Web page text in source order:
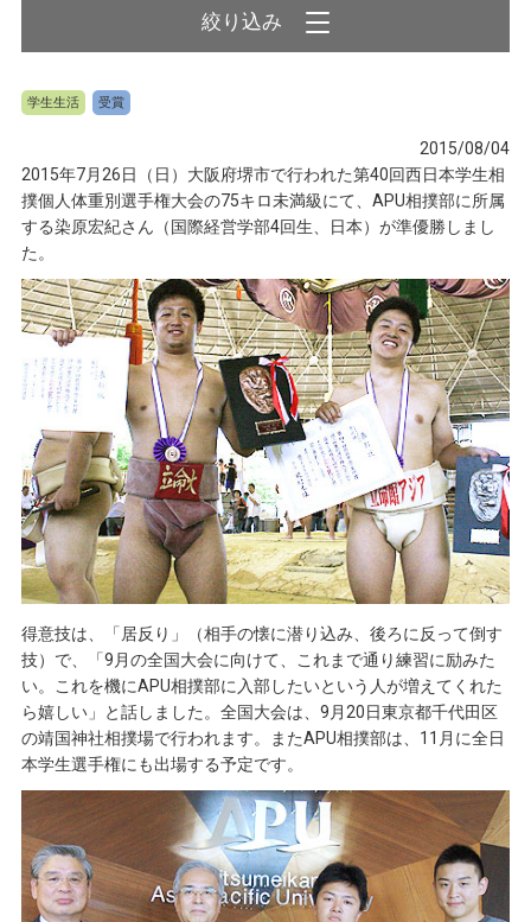
学生生活 受賞
2015/08/04
2015年7月26日（日）大阪府堺市で行われた第40回西日本学生相
撲個人体重別選手権大会の75キロ未満級にて、APU相撲部に所属
する染原宏紀さん（国際経営学部4回生、日本）が準優勝しまし
た。
得意技は、「居反り」（相手の懐に潜り込み、後ろに反って倒す
技）で、「9月の全国大会に向けて、これまで通り練習に励みた
い。これを機にAPU相撲部に入部したいという人が増えてくれた
ら嬉しい」と話しました。全国大会は、9月20日東京都千代田区
の靖国神社相撲場で行われます。またAPU相撲部は、11月に全日
本学生選手権にも出場する予定です。